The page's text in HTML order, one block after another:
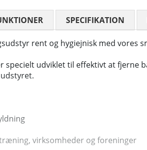
rent og hygiejnisk med vores
specielt udviklet til effektivt at
virksomheder og foreninger
SPECIFIKATION